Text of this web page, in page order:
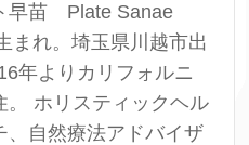
早苗 Plate Sanae
まれ。埼玉県川越市出
年よりカリフォルニ
。 ホリスティックヘル
、自然療法アドバイザ